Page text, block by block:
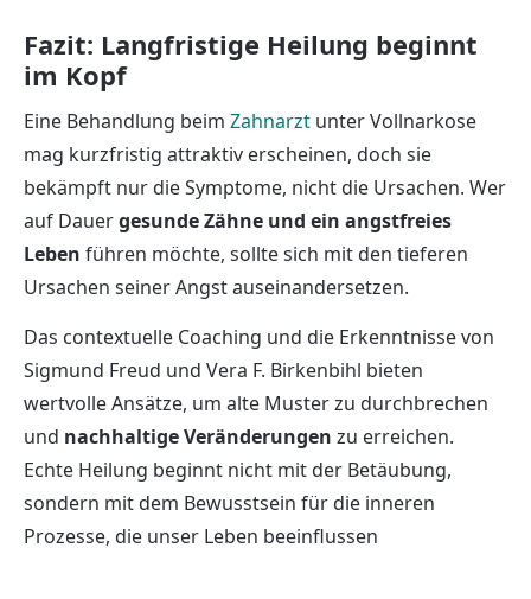
Fazit: Langfristige Heilung beginnt
im Kopf
Eine Behandlung beim Zahnarzt unter Vollnarkose
mag kurzfristig attraktiv erscheinen, doch sie
bekämpft nur die Symptome, nicht die Ursachen. Wer
auf Dauergesunde Zähne und ein angstfreies
Leben führen möchte, sollte sich mit den tieferen
Ursachen seiner Angst auseinandersetzen.
Das contextuelle Coaching und die Erkenntnisse von
Sigmund Freud und Vera F. Birkenbihl bieten
wertvolle Ansätze, um alte Muster zu durchbrechen
und nachhaltige Veränderungen zu erreichen.
Echte Heilung beginnt nicht mit der Betäubung,
sondern mit dem Bewusstsein für die inneren
Prozesse, die unser Leben beeinflussen